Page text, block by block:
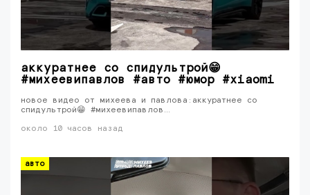
аккуратнее со спидультрой😁
#михеевипавлов #авто #юмор #xiaomi
новое видео от михеева и павлова:аккуратнее со
спидультрой😁 #михеевипавлов…
около 10 часов назад
авто